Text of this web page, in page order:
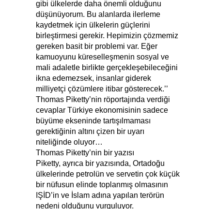
gibi ülkelerde daha önemli olduğunu
düşünüyorum. Bu alanlarda ilerleme
kaydetmek için ülkelerin güçlerini
birleştirmesi gerekir. Hepimizin çözmemiz
gereken basit bir problemi var. Eğer
kamuoyunu küreselleşmenin sosyal ve
mali adaletle birlikte gerçekleşebileceğini
ikna edemezsek, insanlar giderek
milliyetçi çözümlere itibar gösterecek.’’
Thomas Piketty’nin röportajında verdiği
cevaplar Türkiye ekonomisinin sadece
büyüme ekseninde tartışılmaması
gerektiğinin altını çizen bir uyarı
niteliğinde oluyor…
Thomas Piketty’nin bir yazısı
Piketty, ayrıca bir yazısında, Ortadoğu
ülkelerinde petrolün ve servetin çok küçük
bir nüfusun elinde toplanmış olmasının
IŞİD’in ve İslam adına yapılan terörün
nedeni olduğunu vurguluyor.